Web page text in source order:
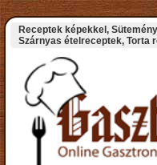
Receptek képekkel,
Szárnyas ételreceptek, Torta